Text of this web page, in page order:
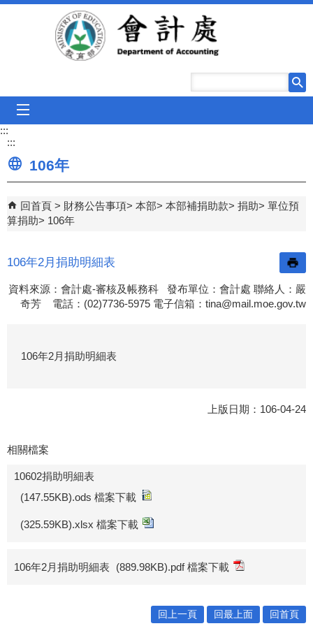
跳到主要內容區塊
:::
:::
106年
回首頁 財務公告事項 本部 本部補捐助款 捐助
單位預
算捐助
106年
106年2月捐助明細表
資料來源：會計處-審核及帳務科 發布單位：會計處 聯絡人：嚴
奇芳 電話：(02)7736-5975 電子信箱： tina@mail.moe.gov.tw
106年2月捐助明細表
上版日期：106-04-24
相關檔案
10602捐助明細表
(147.55KB).ods 檔案下載
(325.59KB).xlsx 檔案下載
106年2月捐助明細表 (889.98KB).pdf 檔案下載
回上一頁 回最上面 回首頁